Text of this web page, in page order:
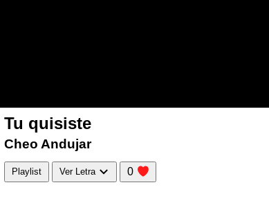
Tu quisiste
Cheo Andujar
Playlist Ver Letra 0